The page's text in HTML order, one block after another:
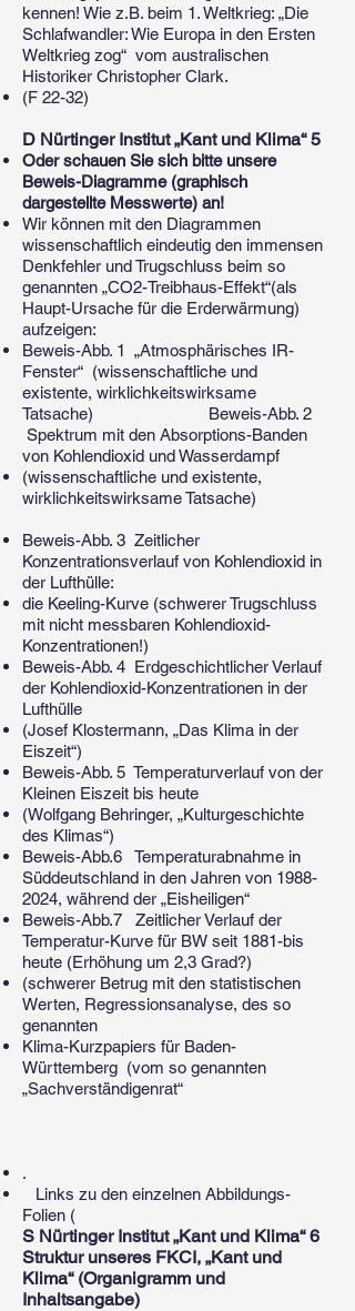
kennen! Wie z.B. beim 1. Weltkrieg: „Die
Schlafwandler: Wie Europa in den Ersten
Weltkrieg zog“ vom australischen
Historiker Christopher Clark.
(F 22-32)
D Nürtinger Institut „Kant und Klima“ 5
Oder schauen Sie sich bitte unsere
Beweis-Diagramme (graphisch
dargestellte Messwerte) an!​
Wir können mit den Diagrammen
wissenschaftlich eindeutig den immensen
Denkfehler und Trugschluss beim so
genannten „CO2-Treibhaus-Effekt“(als
Haupt-Ursache für die Erderwärmung)
aufzeigen:
Beweis-Abb. 1 „Atmosphärisches IR-
Fenster“ (wissenschaftliche und
existente, wirklichkeitswirksame
Tatsache) Beweis-Abb. 2
Spektrum mit den Absorptions-Banden
von Kohlendioxid und Wasserdampf
(wissenschaftliche und existente,
wirklichkeitswirksame Tatsache)
Beweis-Abb. 3 Zeitlicher
Konzentrationsverlauf von Kohlendioxid in
der Lufthülle:
die Keeling-Kurve (schwerer Trugschluss
mit nicht messbaren Kohlendioxid-
Konzentrationen!)
Beweis-Abb. 4 Erdgeschichtlicher Verlauf
der Kohlendioxid-Konzentrationen in der
Lufthülle
(Josef Klostermann, „Das Klima in der
Eiszeit“)
Beweis-Abb. 5 Temperaturverlauf von der
Kleinen Eiszeit bis heute
(Wolfgang Behringer, „Kulturgeschichte
des Klimas“)
Beweis-Abb.6 Temperaturabnahme in
Süddeutschland in den Jahren von 1988-
2024, während der „Eisheiligen“
Beweis-Abb.7 Zeitlicher Verlauf der
Temperatur-Kurve für BW seit 1881-bis
heute (Erhöhung um 2,3 Grad?)
(schwerer Betrug mit den statistischen
Werten, Regressionsanalyse, des so
genannten
Klima-Kurzpapiers für Baden-
Württemberg (vom so genannten
„Sachverständigenrat“
.
Links zu den einzelnen Abbildungs-
Folien (
S Nürtinger Institut „Kant und Klima“ 6
Struktur unseres FKCI, „Kant und
Klima“ (Organigramm und
Inhaltsangabe)